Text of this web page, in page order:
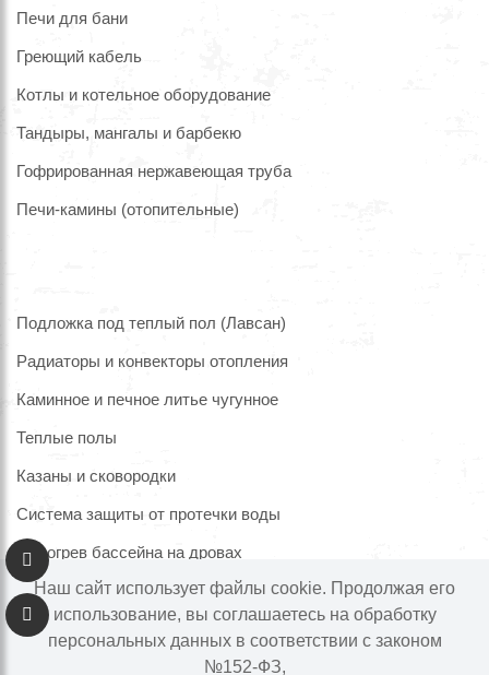
Печи для бани
Греющий кабель
Котлы и котельное оборудование
Тандыры, мангалы и барбекю
Гофрированная нержавеющая труба
Печи-камины (отопительные)
Подложка под теплый пол (Лавсан)
Радиаторы и конвекторы отопления
Каминное и печное литье чугунное
Теплые полы
Казаны и сковородки
Система защиты от протечки воды
Подогрев бассейна на дровах
Информация на сайте не является публичной офертой.
Наш сайт использует файлы cookie. Продолжая его
использование, вы соглашаетесь на обработку
персональных данных в соответствии с законом
№152-ФЗ,